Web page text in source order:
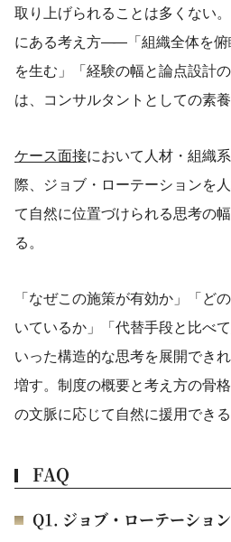
取り上げられることは多くない
にある考え方——「組織全体を
を生む」「経験の幅と論点設計
は、コンサルタントとしての素
ケース面接において人材・組織
際、ジョブ・ローテーションを
て自然に位置づけられる思考の
る。
「なぜこの施策が有効か」「ど
いているか」「代替手段と比べて
いった構造的な思考を展開でき
増す。制度の概要と考え方の骨
の文脈に応じて自然に援用できる
FAQ
Q1. ジョブ・ローテーショ